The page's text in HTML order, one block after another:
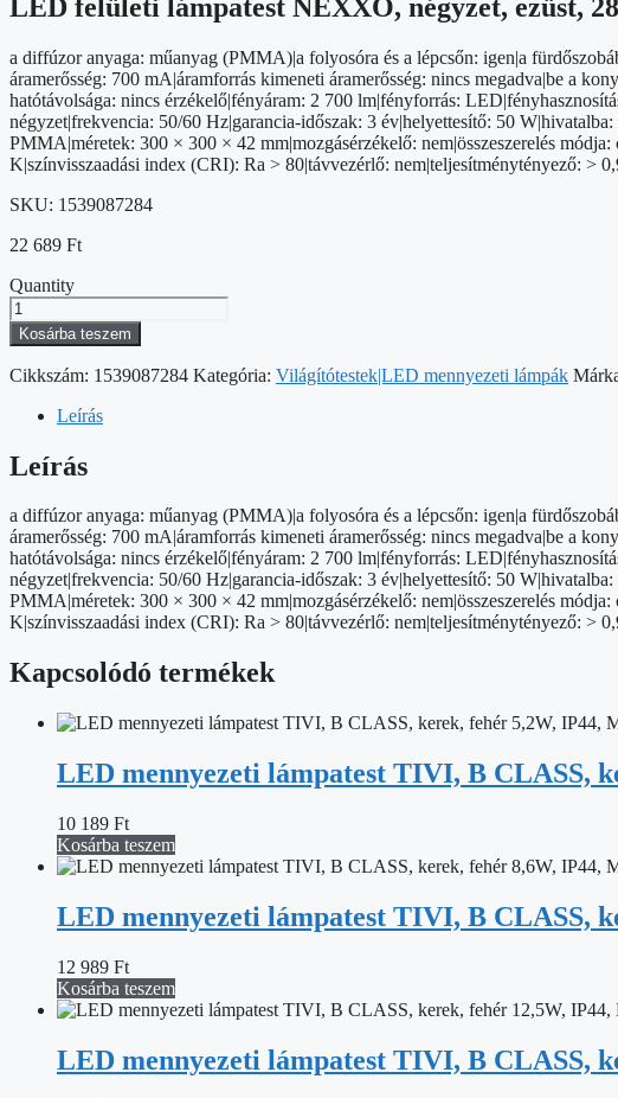
LED felületi lámpatest NEXXO, négyzet, ezüst,
a diffúzor anyaga: műanyag (PMMA)|a folyosóra és a lépcsőn: igen|a
áramerősség: 700 mA|áramforrás kimeneti áramerősség: nincs megadva|be a
hatótávolsága: nincs érzékelő|fényáram: 2 700 lm|fényforrás:
négyzet|frekvencia: 50/60 Hz|garancia-időszak: 3 év|helyettesítő: 50
PMMA|méretek: 300 × 300 × 42 mm|mozgásérzékelő: nem|összeszerelés
K|színvisszaadási index (CRI): Ra > 80|távvezérlő: nem|teljesítménytényező: >
SKU: 1539087284
22 689 Ft
Quantity
LED
felületi
lámpatest
NEXXO,
ezüst,
CCT
mennyiség
Kosárba teszem
Cikkszám: 1539087284 Kategória: Világítótestek|LED mennyezeti lámpák
Leírás
Leírás
a diffúzor anyaga: műanyag (PMMA)|a folyosóra és a lépcsőn: igen|a
áramerősség: 700 mA|áramforrás kimeneti áramerősség: nincs megadva|be a
hatótávolsága: nincs érzékelő|fényáram: 2 700 lm|fényforrás:
négyzet|frekvencia: 50/60 Hz|garancia-időszak: 3 év|helyettesítő: 50
PMMA|méretek: 300 × 300 × 42 mm|mozgásérzékelő: nem|összeszerelés
K|színvisszaadási index (CRI): Ra > 80|távvezérlő: nem|teljesítménytényező: >
Kapcsolódó termékek
LED mennyezeti lámpatest TIVI, B CLASS,
10 189 Ft
Kosárba teszem
LED mennyezeti lámpatest TIVI, B CLASS,
12 989 Ft
Kosárba teszem
LED mennyezeti lámpatest TIVI, B CLASS,